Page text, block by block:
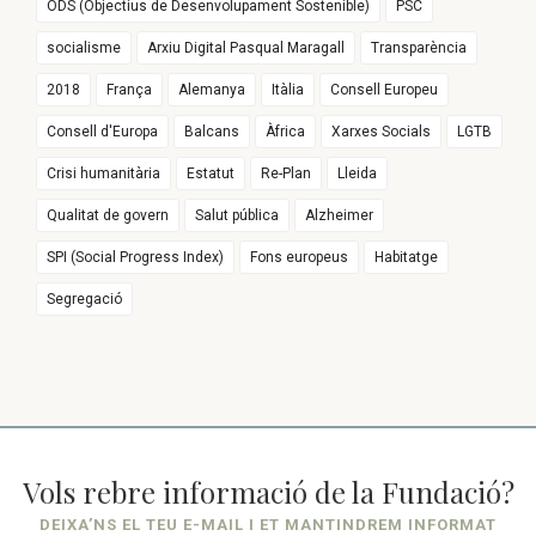
ODS (Objectius de Desenvolupament Sostenible) PSC
socialisme Arxiu Digital Pasqual Maragall Transparència
2018 França Alemanya Itàlia Consell Europeu
Consell d'Europa Balcans Àfrica Xarxes Socials LGTB
Crisi humanitària Estatut Re-Plan Lleida
Qualitat de govern Salut pública Alzheimer
SPI (Social Progress Index) Fons europeus Habitatge
Segregació
Vols rebre informació de la Fundació?
DEIXA’NS EL TEU E-MAIL I ET MANTINDREM INFORMAT